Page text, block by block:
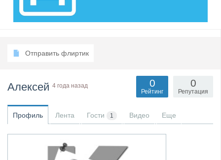
Отправить флиртик
Алексей 4 года назад 0
Репутация
0
Рейтинг
Профиль Лента Гости 1 Видео Еще